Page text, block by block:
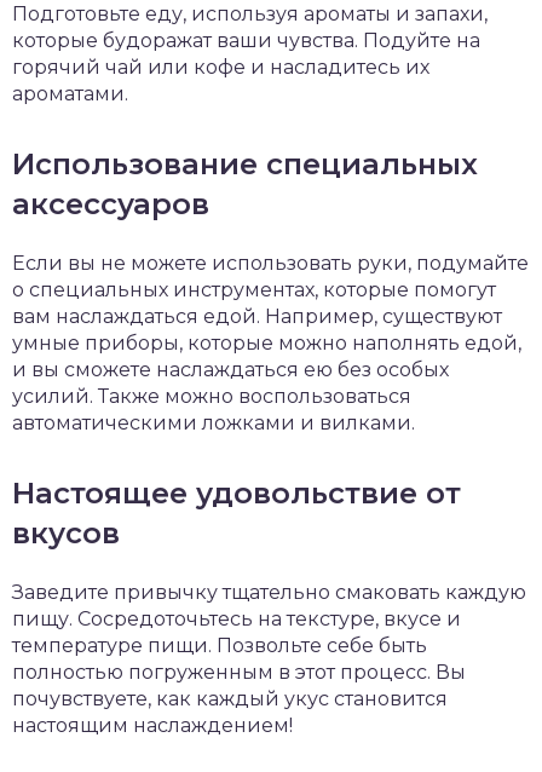
Подготовьте еду, используя ароматы и запахи,
которые будоражат ваши чувства. Подуйте на
горячий чай или кофе и насладитесь их
ароматами.
Использование специальных
аксессуаров
Если вы не можете использовать руки, подумайте
о специальных инструментах, которые помогут
вам наслаждаться едой. Например, существуют
умные приборы, которые можно наполнять едой,
и вы сможете наслаждаться ею без особых
усилий. Также можно воспользоваться
автоматическими ложками и вилками.
Настоящее удовольствие от
вкусов
Заведите привычку тщательно смаковать каждую
пищу. Сосредоточьтесь на текстуре, вкусе и
температуре пищи. Позвольте себе быть
полностью погруженным в этот процесс. Вы
почувствуете, как каждый укус становится
настоящим наслаждением!